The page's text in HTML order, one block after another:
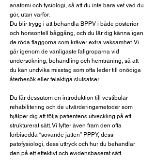
anatomi och fysiologi, så att du inte bara vet vad du
gör, utan varför.
Du blir trygg i att behandla BPPV i både posterior
och horisontell båggång, och du lär dig känna igen
de röda flaggorna som kräver extra vaksamhet. Vi
går igenom de vanligaste fallgroparna vid
undersökning, behandling och hemträning, så att
du kan undvika misstag som ofta leder till onödiga
återbesök eller felaktiga slutsatser.
Du får dessutom en introduktion till vestibulär
rehabilitering och de utvärderingsmetoder som
hjälper dig att följa patientens utveckling på ett
strukturerat sätt. Vi lyfter även fram den ofta
förbisedda “sovande jätten” PPPY, dess
patofysiologi, dess uttryck och hur du behandlar
den på ett effektivt och evidensbaserat sätt.